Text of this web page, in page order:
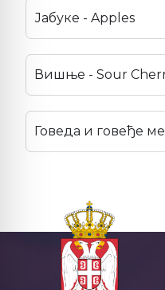
Јабуке - Apples
Вишње - Sour
Говеда и говеђе